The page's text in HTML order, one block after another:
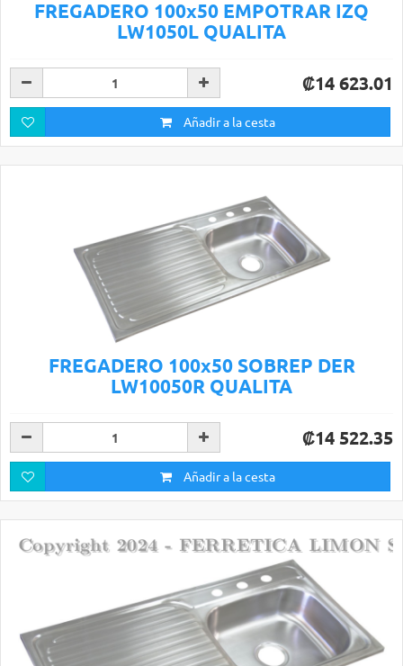
FREGADERO 100x50 EMPOTRAR IZQ
LW1050L QUALITA
₡14 623.01
Añadir a la cesta
FREGADERO 100x50 SOBREP DER
LW10050R QUALITA
₡14 522.35
Añadir a la cesta